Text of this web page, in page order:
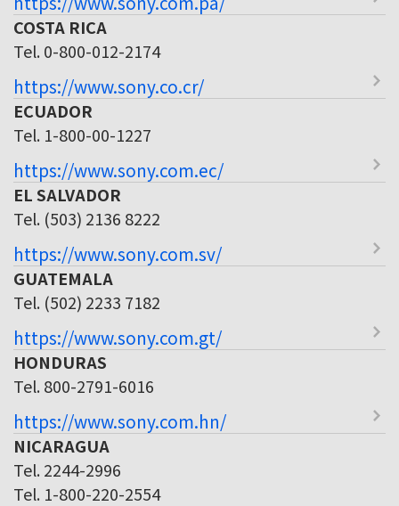
COSTA RICA
Tel. 0-800-012-2174
https://www.sony.co.cr/
ECUADOR
Tel. 1-800-00-1227
https://www.sony.com.ec/
EL SALVADOR
Tel. (503) 2136 8222
https://www.sony.com.sv/
GUATEMALA
Tel. (502) 2233 7182
https://www.sony.com.gt/
HONDURAS
Tel. 800-2791-6016
https://www.sony.com.hn/
NICARAGUA
Tel. 2244-2996
Tel. 1-800-220-2554